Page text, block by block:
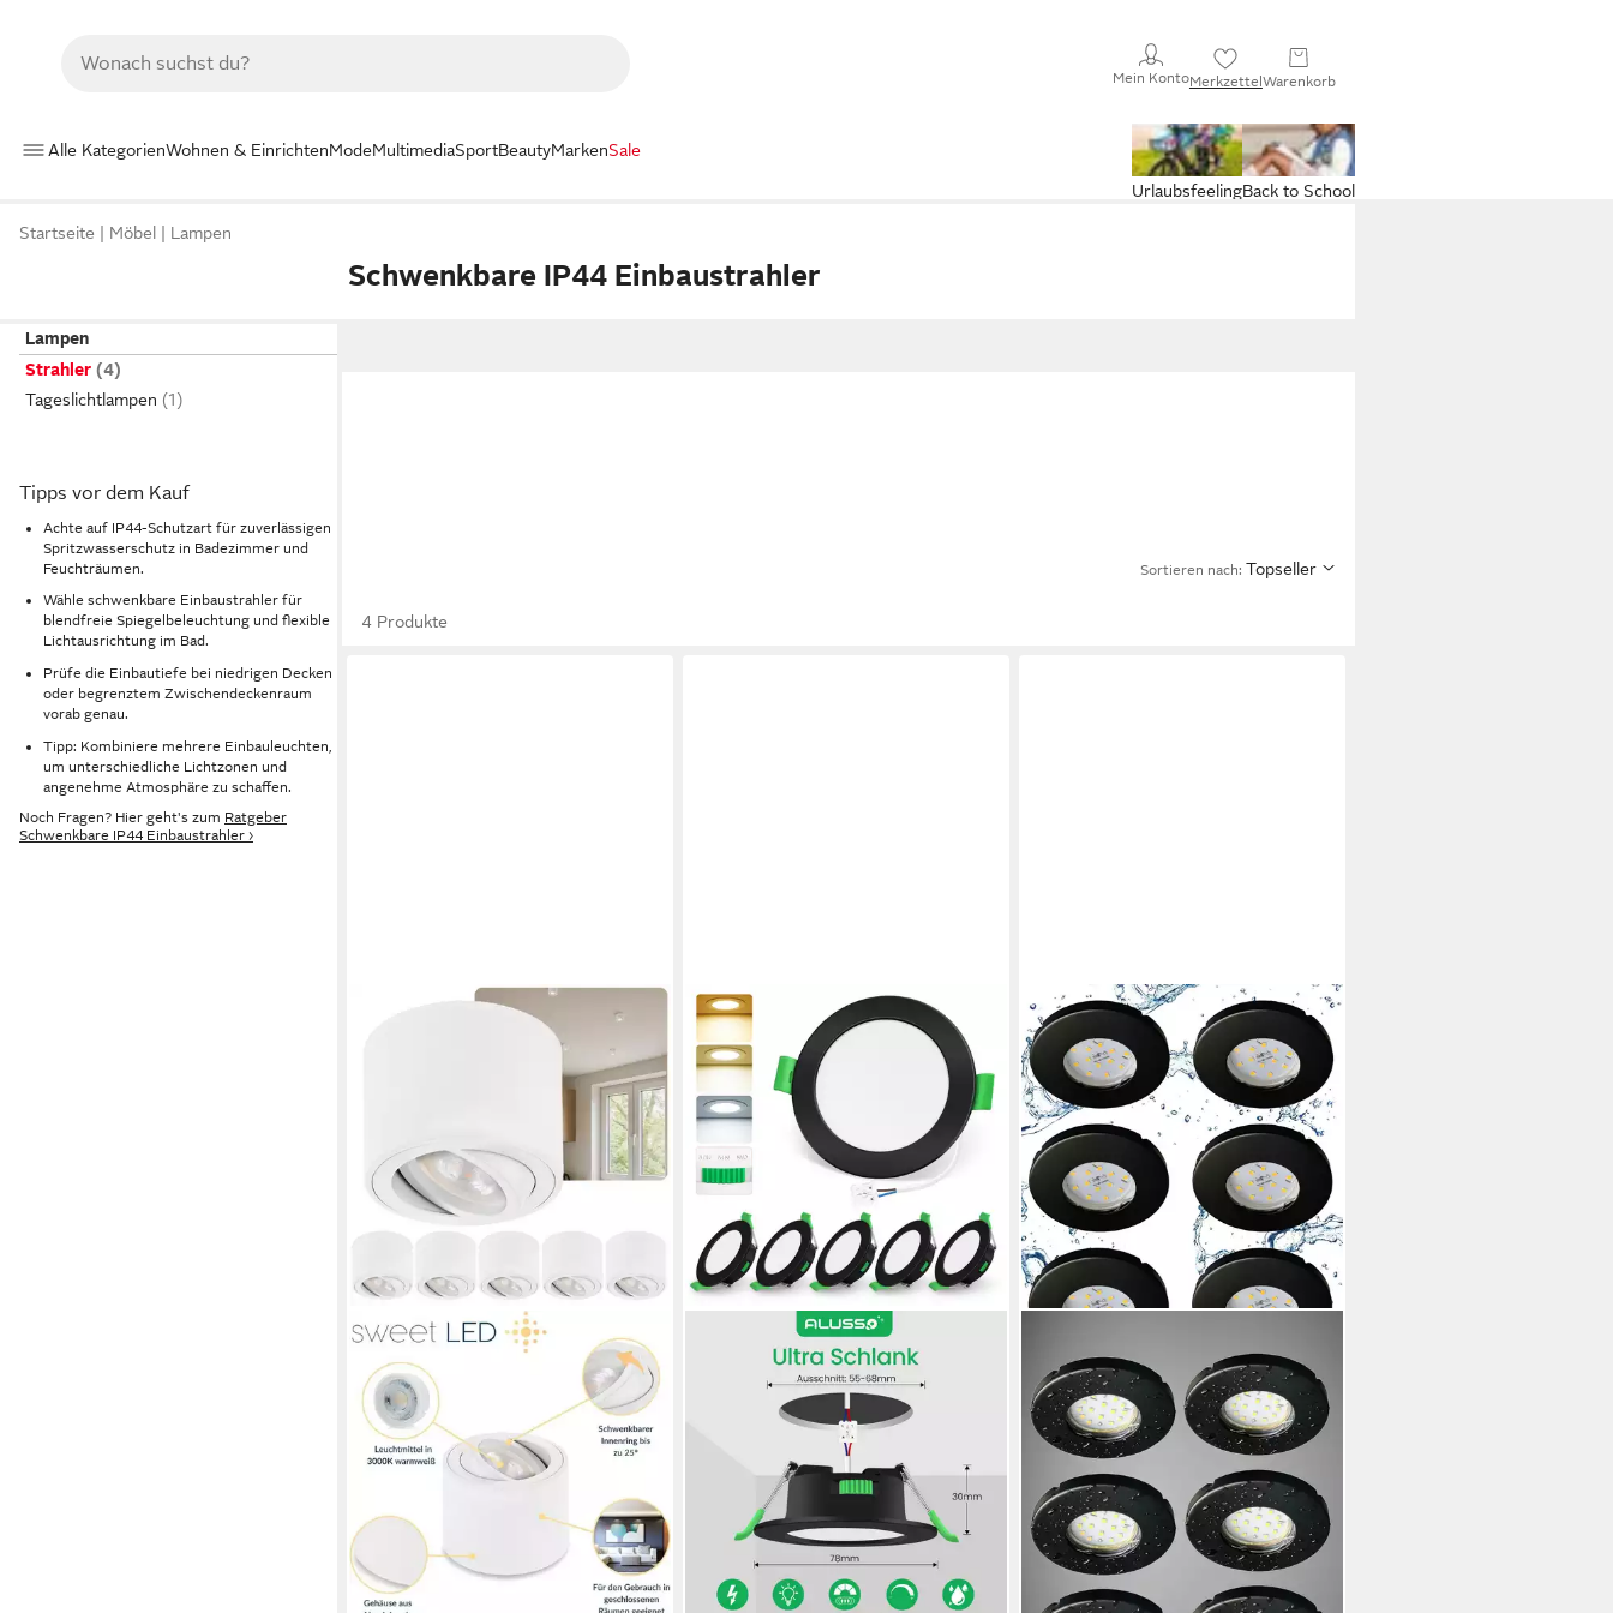
Mein KontoMerkzettelWarenkorb
Alle KategorienWohnen & EinrichtenModeMultimediaSportBeautyMarkenSale
Back to School
Urlaubsfeeling
Startseite Möbel Lampen
Schwenkbare IP44 Einbaustrahler
Lampen
Strahler
Tageslichtlampen
Tipps vor dem Kauf
Achte auf IP44-Schutzart für zuverlässigen
Spritzwasserschutz in Badezimmer und
Feuchträumen.
Wähle schwenkbare Einbaustrahler für
blendfreie Spiegelbeleuchtung und flexible
Lichtausrichtung im Bad.
Prüfe die Einbautiefe bei niedrigen Decken
oder begrenztem Zwischendeckenraum
vorab genau.
Tipp: Kombiniere mehrere Einbauleuchten,
um unterschiedliche Lichtzonen und
angenehme Atmosphäre zu schaffen.
Noch Fragen? Hier geht's zum Ratgeber
Schwenkbare IP44 Einbaustrahler ›
Sortieren nach: Topseller
4 Produkte